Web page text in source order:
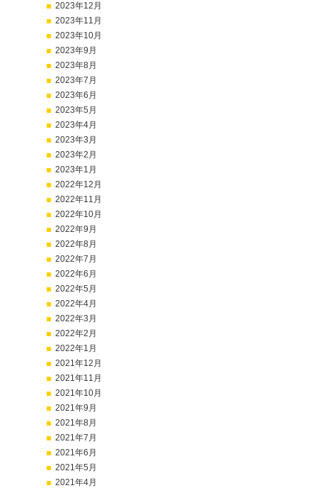
2023年12月
2023年11月
2023年10月
2023年9月
2023年8月
2023年7月
2023年6月
2023年5月
2023年4月
2023年3月
2023年2月
2023年1月
2022年12月
2022年11月
2022年10月
2022年9月
2022年8月
2022年7月
2022年6月
2022年5月
2022年4月
2022年3月
2022年2月
2022年1月
2021年12月
2021年11月
2021年10月
2021年9月
2021年8月
2021年7月
2021年6月
2021年5月
2021年4月